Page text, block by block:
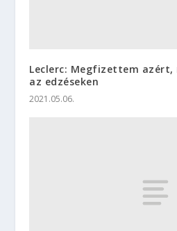
Leclerc: Megfizettem
az edzéseken
2021.05.06.